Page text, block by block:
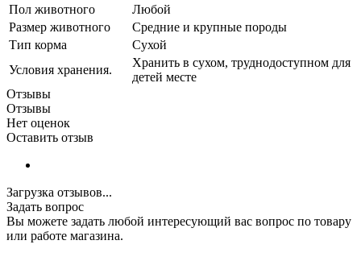
Пол животного
Любой
Размер животного
Средние и крупные породы
Тип корма
Сухой
Условия хранения.
Хранить в сухом, труднодоступном для
детей месте
Отзывы
Отзывы
Нет оценок
Оставить отзыв
Загрузка отзывов...
Задать вопрос
Вы можете задать любой интересующий вас вопрос по товару
или работе магазина.